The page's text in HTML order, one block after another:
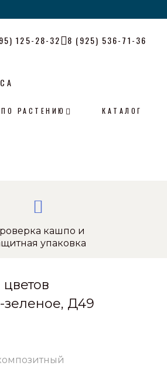
125-28-32 8 (925) 536-71-36
ПО РАСТЕНИЮ КАТАЛОГ
кашпо и
упаковка
зеленое, Д49